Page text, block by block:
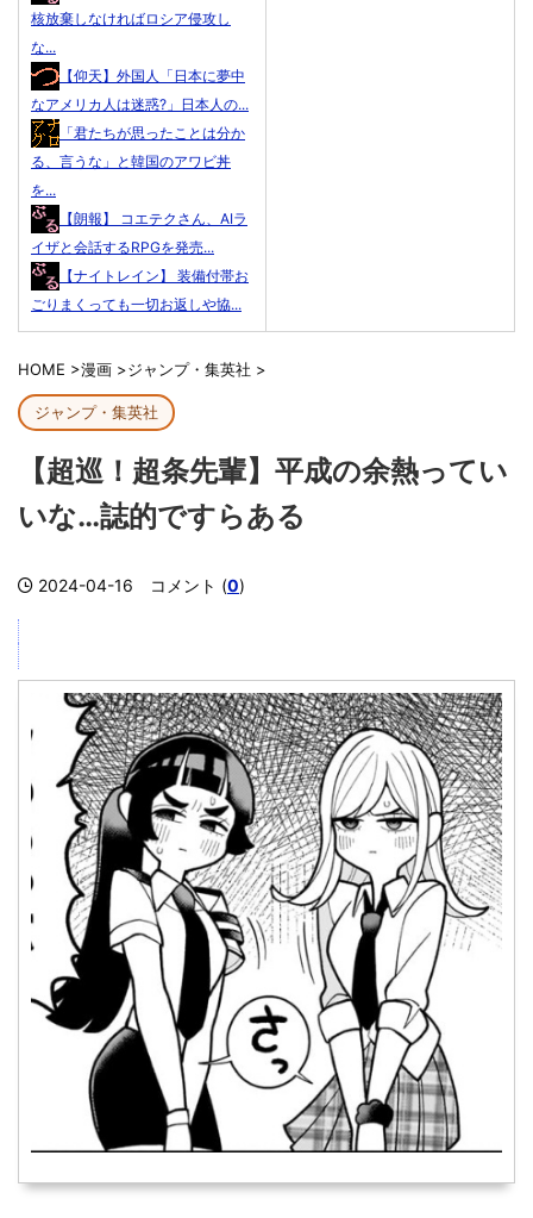
核放棄しなければロシア侵攻し
な...
【仰天】外国人「日本に夢中
なアメリカ人は迷惑?」日本人の...
「君たちが思ったことは分か
る、言うな」と韓国のアワビ丼
を...
【朗報】 コエテクさん、AIラ
イザと会話するRPGを発売...
【ナイトレイン】 装備付帯お
ごりまくっても一切お返しや協...
HOME >漫画 >ジャンプ・集英社 >
ジャンプ・集英社
【超巡！超条先輩】平成の余熱ってい
いな…誌的ですらある
2024-04-16 コメント (0)